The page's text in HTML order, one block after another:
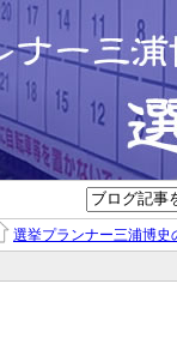
選挙プランナー三浦博史